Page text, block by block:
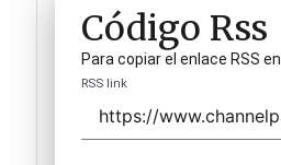
Código Rss
Para copiar el enlace RSS
RSS link